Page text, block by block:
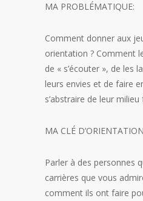
MA PROBLÉMATIQUE:
Comment donner aux
orientation ? Comment
de « s’écouter », de les
leurs envies et de faire
s’abstraire de leur milieu
MA CLÉ
Parler à des personnes
carrières que vous
comment ils ont faire